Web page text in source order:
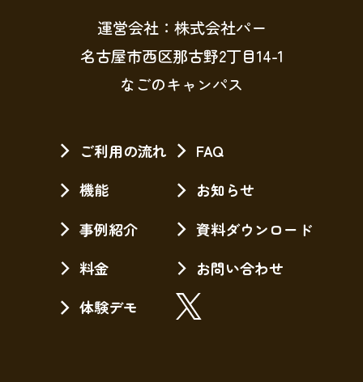
運営会社：株式会社パー
名古屋市西区那古野2丁目14-1
なごのキャンパス
ご利用の流れ
機能
事例紹介
料金
体験デモ
FAQ
お知らせ
資料ダウンロード
お問い合わせ